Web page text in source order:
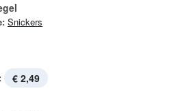
Snickers
€ 2,49